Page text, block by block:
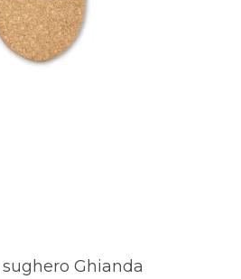
Ghianda